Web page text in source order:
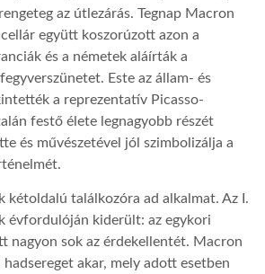
az útlezárás. Tegnap Macron
együtt koszorúzott azon a
és a németek aláírták a
Este az állam- és
a reprezentatív Picasso-
festő élete legnagyobb részét
és művészetével jól szimbolizálja a
kétoldalú találkozóra ad alkalmat. Az I.
évfordulóján kiderült: az egykori
nagyon sok az érdekellentét. Macron
akar, mely adott esetben